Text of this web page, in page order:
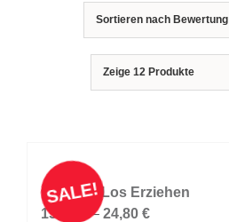
Sortieren nach Bewertung
Zeige 12 Produkte
SALE!
Grenzen Los Erziehen
15,00
–24,80 €